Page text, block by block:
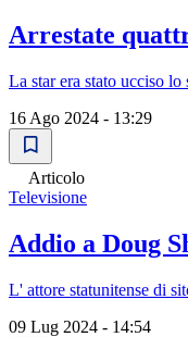
Arrestate
La star era stato ucciso
16 Ago 2024 - 13:29
Articolo
Televisione
Addio a Doug
L' attore statunitense di
09 Lug 2024 - 14:54